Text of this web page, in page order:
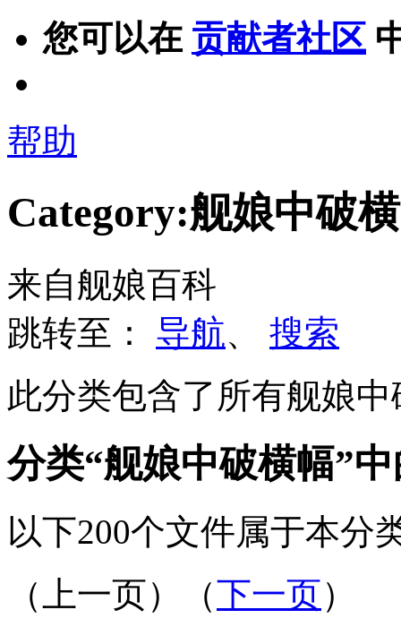
您可以在 贡献者社区
帮助
Category:舰娘中破
来自舰娘百科
跳转至： 导航、 搜索
此分类包含了所有舰娘
分类“舰娘中破横幅”
以下200个文件属于本分
（上一页）（下一页）